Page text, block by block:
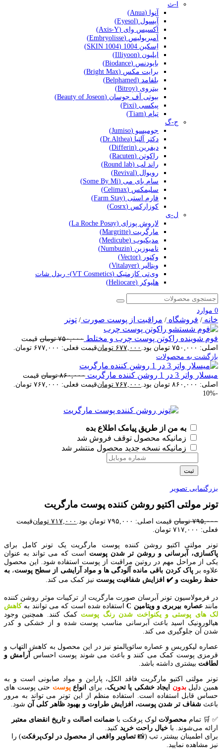
ا-ث
آنوا (Anua)
آیسول (Eyesol)
اَکسیس وای (Axis-Y)
اَمبریولیس (Embryolisse)
اِسکین 1004 (SKIN 1004)
ایلیون (Illiyoon)
بایودنس (Biodance)
برایت مکس (Bright Max)
بلفامد (Belphamed)
بیتروی (Bitroy)
بیوتی آف جوسان (Beauty of Joseon)
پیکسی (Pixi)
تیام (Tiam)
ج-گ
جومیسو (Jumiso)
دکتر آلتیا (Dr.Althea)
دیفرین (Differin)
راکوتن (Racuten)
راند لب (Round lab)
رویوال (Revival)
سام بای می (Some By Mi)
سلیمکس (Celimax)
فارم استی (Farm Stay)
کوزارکس (Cosrx)
ل-ی
لاروش پوزای (La Roche Posay)
مارگریت (Margritte)
مدیکیوب (Medicube)
نامبوزین (Numbuzin)
وکتور (Vector)
ویتالیر (Vitalayer)
وی‌تی کازمتیک (VT Cosmetics)- ریدل شات
هلیوکر (Heliocare)
0 موارد
خانه / فروشگاه / مراقبت از پوست صورت / تونر
فوم شوینده راکوتن پوست چرب و مختلط ۷۵۰,۰۰۰ تومان قیمت
اصلی: ۷۵۰,۰۰۰ تومان بود.
۶۷۷,۰۰۰ تومانقیمت فعلی: ۶۷۷,۰۰۰ تومان.
بازگشت به محصولات
میسلار واتر 3 در 1 روشن کننده مارگریت ۸۶۰,۰۰۰ تومان قیمت
اصلی: ۸۶۰,۰۰۰ تومان بود.
۷۶۷,۰۰۰ تومانقیمت فعلی: ۷۶۷,۰۰۰ تومان.
-10%
به من از طریق پیامک اطلاع بده
زمانیکه محصول توقف فروش شد
زمانیکه نسخه جدید محصول منتشر شد
ثبت
بزرگنمایی تصویر
تونر مولتی اکتیو روشن کننده پوست مارگریت
۷۹۵,۰۰۰ تومان قیمت اصلی: ۷۹۵,۰۰۰ تومان بود. ۷۱۷,۰۰۰ تومانقیمت
فعلی: ۷۱۷,۰۰۰ تومان.
تونر مولتی اکتیو روشن کننده پوست مارگریت یک تونر کامل برای
پاکسازی، آبرسانی و روشن تر شدن پوست است که می تواند به عنوان
یکی از مراحل مهم در روتین مراقبت از پوست استفاده شود. این محصول
علاوه برپاک کردن باقی مانده آلودگی ها و مواد آرایشی از سطح پوست، به
حفظ رطوبت و ✔️ افزایش شفافیت پوست نیز کمک می کند.
در فرمولاسیون تونر آبرسان صورت مارگریت از ترکیبات موثر روشن کننده
مانندعصاره بیربری و ویتامین C استفاده شده است که می توانند بهکاهش
لک های پوستی و یکنواخت شدن رنگ پوست کمک کنند. همچنین وجود
هیالورونیک اسید باعث آبرسانی مناسب پوست شده و از خشکی و کدر
شدن آن جلوگیری می کند.
عصاره لیکوریس و عصاره سائوپالمتو نیز در این محصول به کاهش التهاب و
قرمزی پوست کمک می کنند و باعث می شوند پوست احساس آرامش و
لطافت بیشتری داشته باشد.
تونر مولتی اکتیو مارگریت فاقد الکل، پارابن و مواد صابونی است و به
همین دلیل بدون ایجاد خشکی یا تحریک، برای انواعپوست حتی پوست های
حساس قابل استفاده است. استفاده منظم از این تونر می تواند به مرور
باعث شفاف تر شدن پوست، افزایش طراوت و بهبود ظاهر کلی آن شود.
✅
🛒 تمام محصولات لوک پرفکت با ضمانت اصالت و تاریخ انقضای معتبر
ارائه می‌شوند. با خیال راحت خرید کنید.
برای اطمینان بیشتر، تب (📸 تصاویر واقعی از محصول در لوک‌پرفکت) را
نیز مشاهده نمایید.